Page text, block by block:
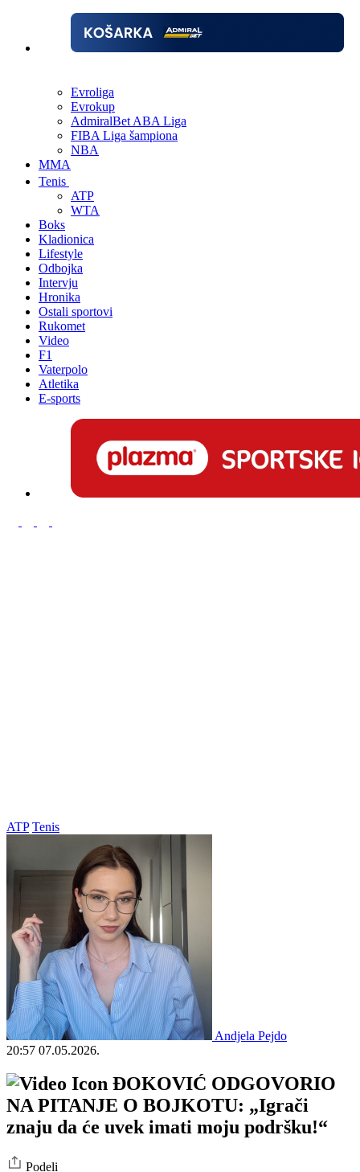
Evroliga
Evrokup
AdmiralBet ABA Liga
FIBA Liga šampiona
NBA
MMA
Tenis
ATP
WTA
Boks
Kladionica
Lifestyle
Odbojka
Intervju
Hronika
Ostali sportovi
Rukomet
Video
F1
Vaterpolo
Atletika
E-sports
ATP Tenis
Andjela Pejdo
20:57 07.05.2026.
ĐOKOVIĆ ODGOVORIO
NA PITANJE O BOJKOTU: „Igrači
znaju da će uvek imati moju podršku!“
Podeli